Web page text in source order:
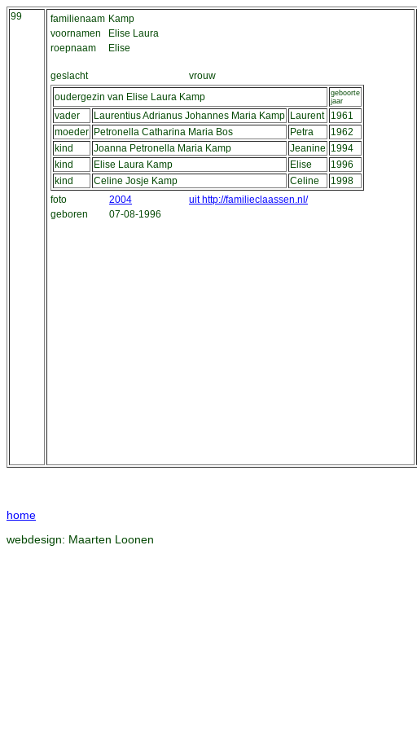
99 familienaam Kamp
voornamen
Elise Laura
roepnaam
Elise
geslacht
vrouw
oudergezin van Elise Laura Kamp
geboorte
jaar
vader Laurentius Adrianus Johannes Maria Kamp Laurent
1961
moeder Petronella Catharina Maria Bos Petra
1962
kind
Joanna Petronella Maria Kamp Jeanine 1994
kind
Elise Laura Kamp Elise
1996
kind
Celine Josje Kamp Celine
1998
foto
2004
uit http://familieclaassen.nl/
geboren
07-08-1996
home
webdesign: Maarten Loonen